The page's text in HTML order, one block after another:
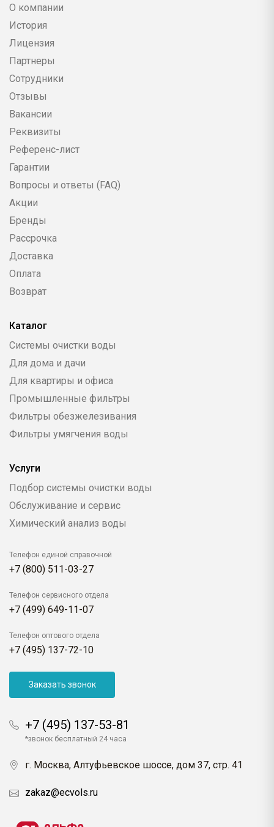
О компании
История
Лицензия
Партнеры
Сотрудники
Отзывы
Вакансии
Реквизиты
Референс-лист
Гарантии
Вопросы и ответы (FAQ)
Акции
Бренды
Рассрочка
Доставка
Оплата
Возврат
Каталог
Системы очистки воды
Для дома и дачи
Для квартиры и офиса
Промышленные фильтры
Фильтры обезжелезивания
Фильтры умягчения воды
Услуги
Подбор системы очистки воды
Обслуживание и сервис
Химический анализ воды
Телефон единой справочной
+7 (800) 511-03-27
Телефон сервисного отдела
+7 (499) 649-11-07
Телефон оптового отдела
+7 (495) 137-72-10
Заказать звонок
+7 (495) 137-53-81
*звонок бесплатный 24 часа
г. Москва, Алтуфьевское шоссе, дом 37, стр. 41
zakaz@ecvols.ru